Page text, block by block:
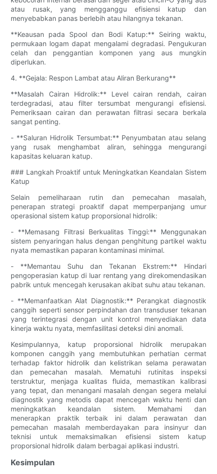
atau rusak, yang mengganggu efisiensi katup dan
menyebabkan panas berlebih atau hilangnya tekanan.
**Keausan pada Spool dan Bodi Katup:** Seiring waktu,
permukaan logam dapat mengalami degradasi. Pengukuran
celah dan penggantian komponen yang aus mungkin
diperlukan.
4. **Gejala: Respon Lambat atau Aliran Berkurang**
**Masalah Cairan Hidrolik:** Level cairan rendah, cairan
terdegradasi, atau filter tersumbat mengurangi efisiensi.
Pemeriksaan cairan dan perawatan filtrasi secara berkala
sangat penting.
- **Saluran Hidrolik Tersumbat:** Penyumbatan atau selang
yang rusak menghambat aliran, sehingga mengurangi
kapasitas keluaran katup.
### Langkah Proaktif untuk Meningkatkan Keandalan Sistem
Katup
Selain pemeliharaan rutin dan pemecahan masalah,
penerapan strategi proaktif dapat memperpanjang umur
operasional sistem katup proporsional hidrolik:
- **Memasang Filtrasi Berkualitas Tinggi:** Menggunakan
sistem penyaringan halus dengan penghitung partikel waktu
nyata memastikan paparan kontaminasi minimal.
- **Memantau Suhu dan Tekanan Ekstrem:** Hindari
pengoperasian katup di luar rentang yang direkomendasikan
pabrik untuk mencegah kerusakan akibat suhu atau tekanan.
- **Memanfaatkan Alat Diagnostik:** Perangkat diagnostik
canggih seperti sensor perpindahan dan transduser tekanan
yang terintegrasi dengan unit kontrol menyediakan data
kinerja waktu nyata, memfasilitasi deteksi dini anomali.
Kesimpulannya, katup proporsional hidrolik merupakan
komponen canggih yang membutuhkan perhatian cermat
terhadap faktor hidrolik dan kelistrikan selama perawatan
dan pemecahan masalah. Mematuhi rutinitas inspeksi
terstruktur, menjaga kualitas fluida, memastikan kalibrasi
yang tepat, dan menangani masalah dengan segera melalui
diagnostik yang metodis dapat mencegah waktu henti dan
meningkatkan keandalan sistem. Memahami dan
menerapkan praktik terbaik ini dalam perawatan dan
pemecahan masalah memberdayakan para insinyur dan
teknisi untuk memaksimalkan efisiensi sistem katup
proporsional hidrolik dalam berbagai aplikasi industri.
Kesimpulan